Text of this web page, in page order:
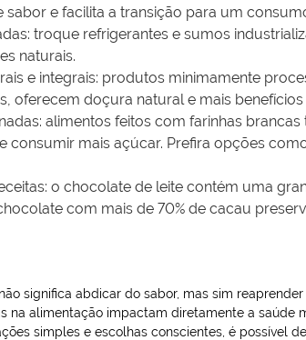
sabor e facilita a transição para um
troque refrigerantes e sumos
naturais.
e integrais: produtos minimamente
oferecem doçura natural e mais benefícios
alimentos feitos com farinhas
consumir mais açúcar. Prefira opções
o chocolate de leite contém uma
com mais de 70% de cacau
significa abdicar do sabor, mas sim
na alimentação impactam diretamente a saúde
simples e escolhas conscientes, é possível